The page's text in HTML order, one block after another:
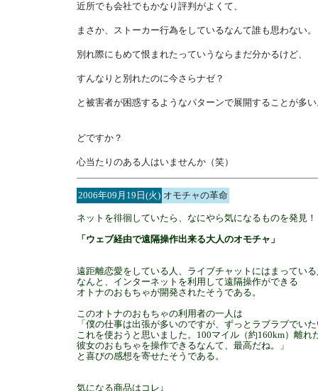
近所でも会社でもかなり評判がよくて、
まさか、ストーカー行為をしているなんて誰も思わない。
別れ際にもめて恨まれたっていうならまだ分かるけど、
すんなりと別れたのに今さらナゼ？
と被害者が困惑するようなパターンで展開することが多い
どですか？
心当たりのある人はいませんか（笑）
2006年09月19日(火) オモチャの革命
ネットを徘徊していたら、なにやら気になるものを発見！
「ウェブ経由で遠隔操作出来る大人のオモチャ」
遠距離恋愛をしている人、ライブチャットにはまってい
なんと、インターネットを利用して遠隔操作ができる
オトナのおもちゃが開発されたそうである。
このオトナのおもちゃの利用者の一人は
「僕の仕事は出張が多いのですが、ずっとラブラブでい
これを使おうと思いました。100マイル（約160km）離れ
彼女のおもちゃを操作できるなんて、最高だね。」
と喜びの感想を寄せたそうである。
気になる商品はコレ↓